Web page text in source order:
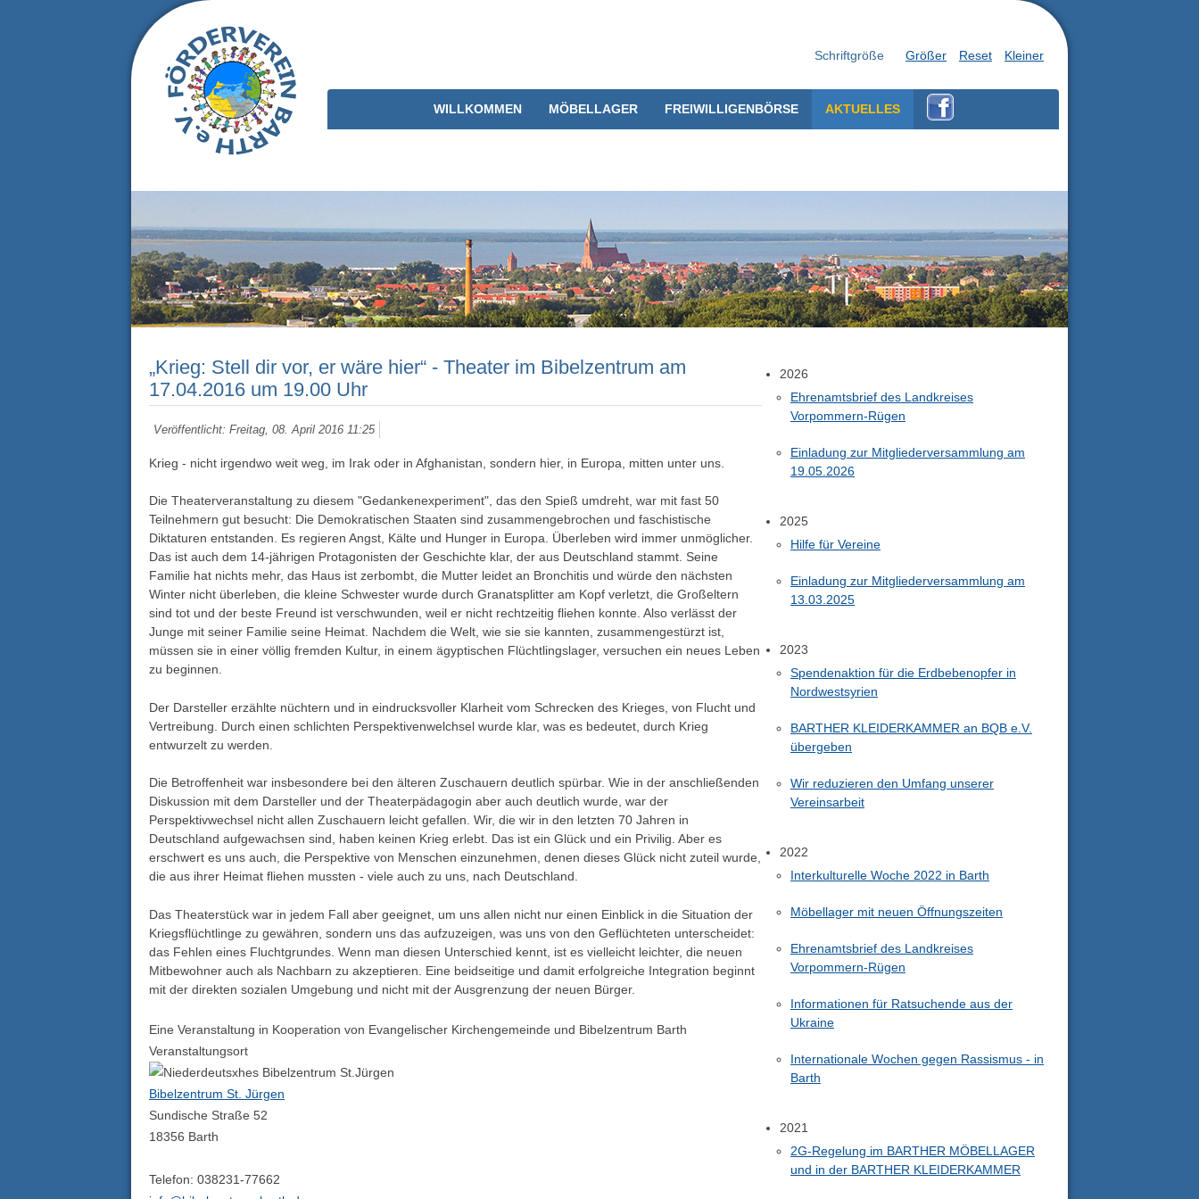
WILLKOMMEN MÖBELLAGER FREIWILLIGENBÖRSE AKTUELLES
Schriftgröße Größer Reset Kleiner
„Krieg: Stell dir vor, er wäre hier“ - Theater im Bibelzentrum am
17.04.2016 um 19.00 Uhr
Veröffentlicht: Freitag, 08. April 2016 11:25
Krieg - nicht irgendwo weit weg, im Irak oder in Afghanistan, sondern hier, in Europa, mitten unter uns.
Die Theaterveranstaltung zu diesem "Gedankenexperiment", das den Spieß umdreht, war mit fast 50
Teilnehmern gut besucht: Die Demokratischen Staaten sind zusammengebrochen und faschistische
Diktaturen entstanden. Es regieren Angst, Kälte und Hunger in Europa. Überleben wird immer unmöglicher.
Das ist auch dem 14-jährigen Protagonisten der Geschichte klar, der aus Deutschland stammt. Seine
Familie hat nichts mehr, das Haus ist zerbombt, die Mutter leidet an Bronchitis und würde den nächsten
Winter nicht überleben, die kleine Schwester wurde durch Granatsplitter am Kopf verletzt, die Großeltern
sind tot und der beste Freund ist verschwunden, weil er nicht rechtzeitig fliehen konnte. Also verlässt der
Junge mit seiner Familie seine Heimat. Nachdem die Welt, wie sie sie kannten, zusammengestürzt ist,
müssen sie in einer völlig fremden Kultur, in einem ägyptischen Flüchtlingslager, versuchen ein neues Leben
zu beginnen.
Der Darsteller erzählte nüchtern und in eindrucksvoller Klarheit vom Schrecken des Krieges, von Flucht und
Vertreibung. Durch einen schlichten Perspektivenwelchsel wurde klar, was es bedeutet, durch Krieg
entwurzelt zu werden.
Die Betroffenheit war insbesondere bei den älteren Zuschauern deutlich spürbar. Wie in der anschließenden
Diskussion mit dem Darsteller und der Theaterpädagogin aber auch deutlich wurde, war der
Perspektivwechsel nicht allen Zuschauern leicht gefallen. Wir, die wir in den letzten 70 Jahren in
Deutschland aufgewachsen sind, haben keinen Krieg erlebt. Das ist ein Glück und ein Privilig. Aber es
erschwert es uns auch, die Perspektive von Menschen einzunehmen, denen dieses Glück nicht zuteil wurde,
die aus ihrer Heimat fliehen mussten - viele auch zu uns, nach Deutschland.
Das Theaterstück war in jedem Fall aber geeignet, um uns allen nicht nur einen Einblick in die Situation der
Kriegsflüchtlinge zu gewähren, sondern uns das aufzuzeigen, was uns von den Geflüchteten unterscheidet:
das Fehlen eines Fluchtgrundes. Wenn man diesen Unterschied kennt, ist es vielleicht leichter, die neuen
Mitbewohner auch als Nachbarn zu akzeptieren. Eine beidseitige und damit erfolgreiche Integration beginnt
mit der direkten sozialen Umgebung und nicht mit der Ausgrenzung der neuen Bürger.
Eine Veranstaltung in Kooperation von Evangelischer Kirchengemeinde und Bibelzentrum Barth
Veranstaltungsort
Bibelzentrum St. Jürgen
Sundische Straße 52
18356 Barth
Telefon: 038231-77662
2026
Ehrenamtsbrief des Landkreises
Vorpommern-Rügen
Einladung zur Mitgliederversammlung am
19.05.2026
2025
Hilfe für Vereine
Einladung zur Mitgliederversammlung am
13.03.2025
2023
Spendenaktion für die Erdbebenopfer in
Nordwestsyrien
BARTHER KLEIDERKAMMER an BQB e.V.
übergeben
Wir reduzieren den Umfang unserer
Vereinsarbeit
2022
Interkulturelle Woche 2022 in Barth
Möbellager mit neuen Öffnungszeiten
Ehrenamtsbrief des Landkreises
Vorpommern-Rügen
Informationen für Ratsuchende aus der
Ukraine
Internationale Wochen gegen Rassismus - in
Barth
2021
2G-Regelung im BARTHER MÖBELLAGER
und in der BARTHER KLEIDERKAMMER